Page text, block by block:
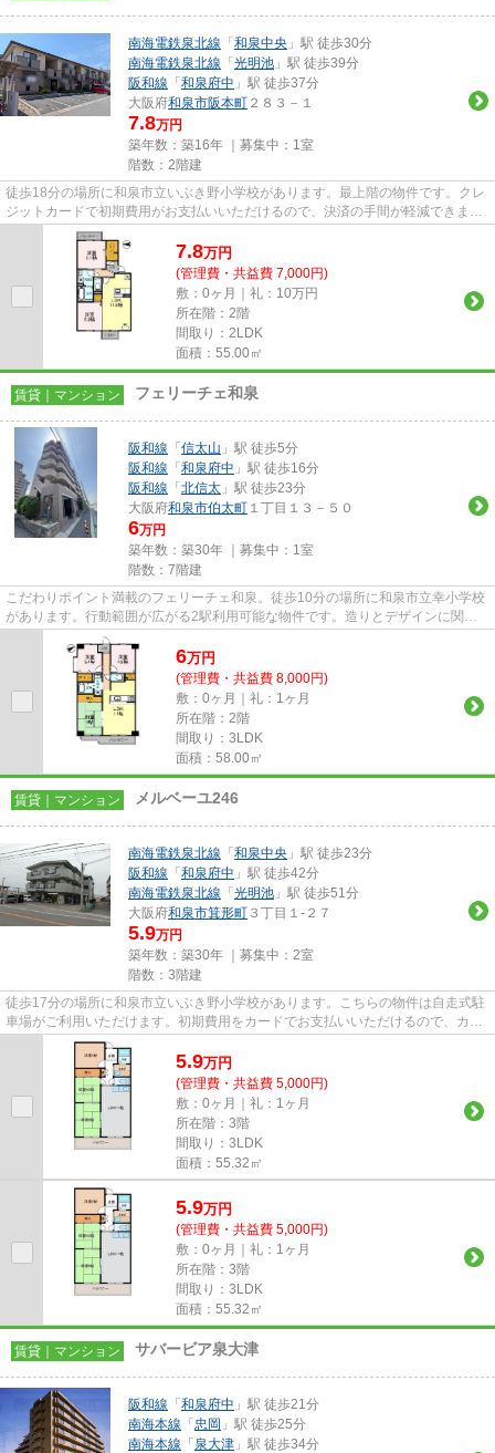
南海電鉄泉北線 「 和泉中央 」駅 徒歩30分
南海電鉄泉北線 「 光明池 」駅 徒歩39分
阪和線 「 和泉府中 」駅 徒歩37分
大阪府和泉市阪本町 ２８３－１
7.8万円
築年数：築16年 ｜募集中： 1室
階数：2階建
徒歩18分の場所に和泉市立いぶき野小学校があります。最上階の物件です。クレ
ジットカードで初期費用がお支払いいただけるので、決済の手間が軽減できま
す。こちらの物件はアパートで...
7.8万円
(管理費・共益費 7,000円)
敷：0ヶ月｜礼：10万円
所在階：2階
間取り：2LDK
面積：55.00㎡
賃貸｜マンション フェリーチェ和泉
阪和線 「 信太山 」駅 徒歩5分
阪和線 「 和泉府中 」駅 徒歩16分
阪和線 「 北信太 」駅 徒歩23分
大阪府和泉市伯太町 １丁目１３－５０
6万円
築年数：築30年 ｜募集中： 1室
階数：7階建
こだわりポイント満載のフェリーチェ和泉。徒歩10分の場所に和泉市立幸小学校
があります。行動範囲が広がる2駅利用可能な物件です。造りとデザインに関し
て、自信をもって情報を提供で...
6万円
(管理費・共益費 8,000円)
敷：0ヶ月｜礼：1ヶ月
所在階：2階
間取り：3LDK
面積：58.00㎡
賃貸｜マンション メルベーユ246
南海電鉄泉北線 「 和泉中央 」駅 徒歩23分
阪和線 「 和泉府中 」駅 徒歩42分
南海電鉄泉北線 「 光明池 」駅 徒歩51分
大阪府和泉市箕形町 ３丁目１-２７
5.9万円
築年数：築30年 ｜募集中： 2室
階数：3階建
徒歩17分の場所に和泉市立いぶき野小学校があります。こちらの物件は自走式駐
車場がご利用いただけます。初期費用をカードでお支払いいただけるので、カー
ドで決済したい方にもおすす...
5.9万円
(管理費・共益費 5,000円)
敷：0ヶ月｜礼：1ヶ月
所在階：3階
間取り：3LDK
面積：55.32㎡
5.9万円
(管理費・共益費 5,000円)
敷：0ヶ月｜礼：1ヶ月
所在階：3階
間取り：3LDK
面積：55.32㎡
賃貸｜マンション サバービア泉大津
阪和線 「 和泉府中 」駅 徒歩21分
南海本線 「 忠岡 」駅 徒歩25分
南海本線 「 泉大津 」駅 徒歩34分